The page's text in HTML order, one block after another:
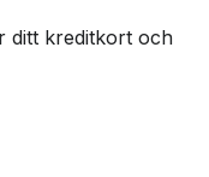
ditt kreditkort och